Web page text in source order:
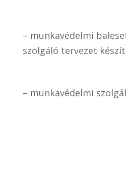
– munkavédelmi
szolgáló tervezet
– munkavédelmi